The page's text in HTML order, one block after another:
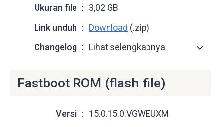
Ukuran file
3,02 GB
Link unduh
Download (.zip)
Changelog
Lihat selengkapnya
Fastboot ROM (flash file)
Versi
15.0.15.0.VGWEUXM